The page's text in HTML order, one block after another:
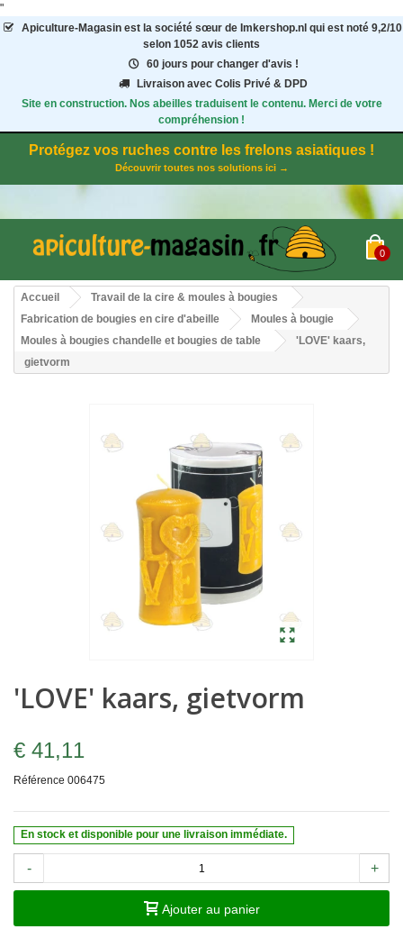
"
Apiculture-Magasinest la société sœur de Imkershop.nl qui est noté 9,2/10
selon 1052 avis clients
60 jours pour changer d'avis !
Livraison avec Colis Privé & DPD
Site en construction. Nos abeilles traduisent le contenu. Merci de votre
compréhension !
Protégez vos ruches contre les frelons asiatiques !
Découvrir toutes nos solutions ici →
0
Accueil
Travail de la cire & moules à bougies
Fabrication de bougies en cire d'abeille
Moules à bougie
Moules à bougies chandelle et bougies de table
'LOVE' kaars,
gietvorm
'LOVE' kaars, gietvorm
€ 41,11
Référence 006475
En stock et disponible pour une livraison immédiate.
- +
Ajouter au panier